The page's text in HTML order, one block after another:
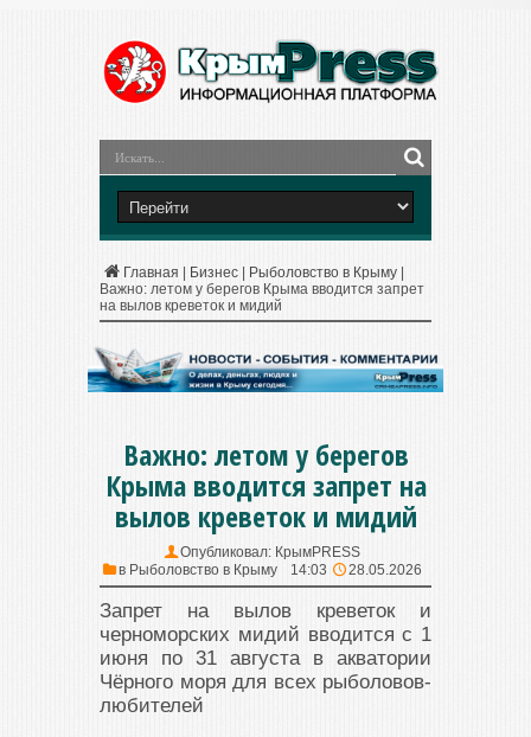
Главная Бизнес Рыболовство в Крыму
Важно: летом у берегов Крыма вводится запрет
на вылов креветок и мидий
Важно: летом у берегов
Крыма вводится запрет на
вылов креветок и мидий
Опубликовал: КрымPRESS
в Рыболовство в Крыму 14:03 28.05.2026
Запрет на вылов креветок и
черноморских мидий вводится с 1
июня по 31 августа в акватории
Чёрного моря для всех рыболовов-
любителей